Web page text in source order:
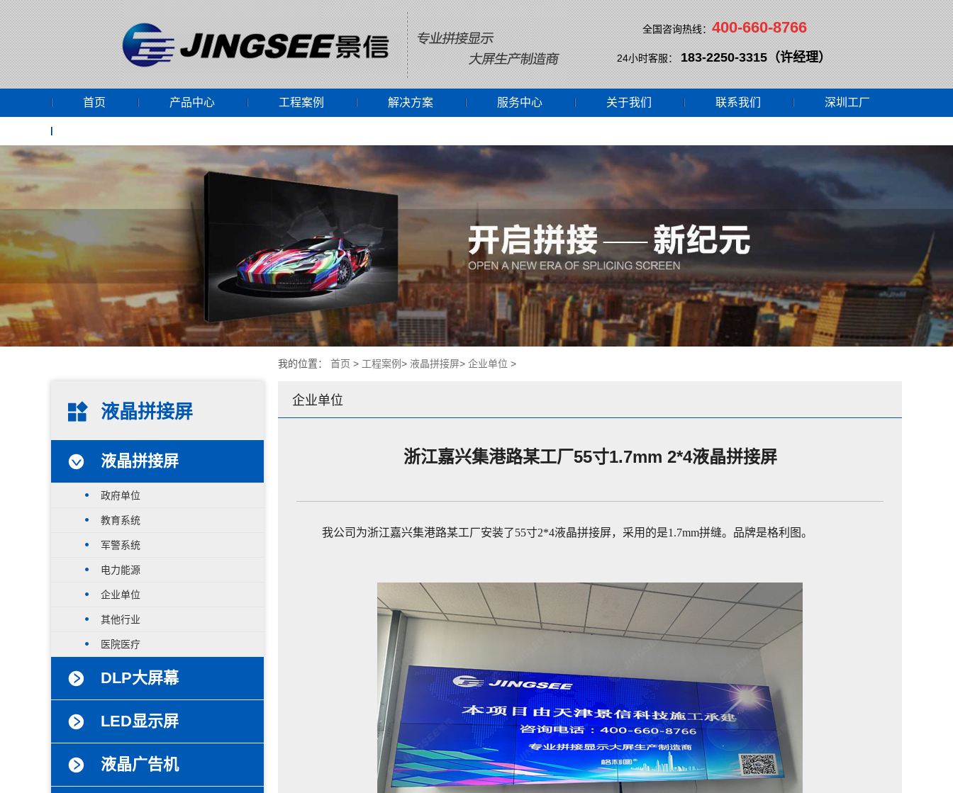
全国咨询热线： 400-660-8766
24小时客服： 183-2250-3315（许经理）
首页 产品中心 工程案例 解决方案 服务中心 关于我们 联系我们 深圳工厂
我的位置： 首页 > 工程案例> 液晶拼接屏> 企业单位 >
液晶拼接屏
液晶拼接屏
政府单位
教育系统
军警系统
电力能源
企业单位
其他行业
医院医疗
DLP大屏幕
LED显示屏
液晶广告机
企业单位
浙江嘉兴集港路某工厂55寸1.7mm 2*4液晶拼接屏
我公司为浙江嘉兴集港路某工厂安装了55寸2*4液晶拼接屏，采用的是1.7mm拼缝。品牌是格利图。